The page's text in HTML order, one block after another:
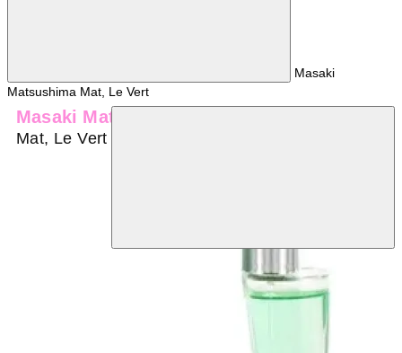
Masaki
Matsushima Mat, Le Vert
Masaki Matsushima
Mat, Le Vert